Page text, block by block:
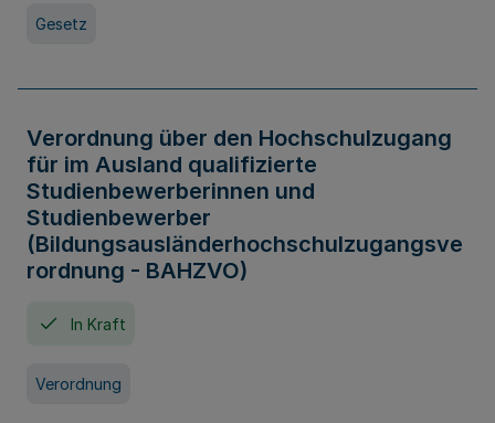
Gesetz
Verordnung über den Hochschulzugang
für im Ausland qualifizierte
Studienbewerberinnen und
Studienbewerber
(Bildungsausländerhochschulzugangsve
rordnung - BAHZVO)
In Kraft
Verordnung